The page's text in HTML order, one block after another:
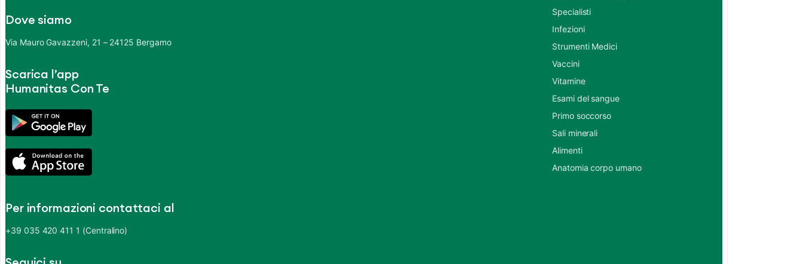
Dove siamo
Via Mauro Gavazzeni, 21 – 24125 Bergamo
Scarica l’app
Humanitas Con Te
Per informazioni contattaci al
+39 035 420 411 1 (Centralino)
Specialisti
Infezioni
Strumenti Medici
Vaccini
Vitamine
Esami del sangue
Primo soccorso
Sali minerali
Alimenti
Anatomia corpo umano